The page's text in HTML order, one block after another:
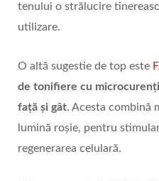
tenului o strălucire
utilizare.
O altă sugestie de top este
de tonifiere cu
față și gât. Acesta combină
lumină roșie, pentru
regenerarea celulară.